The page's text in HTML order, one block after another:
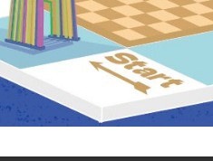
提供旅遊諮詢、行程安排並推
與在地藝術文化及觀光景點之